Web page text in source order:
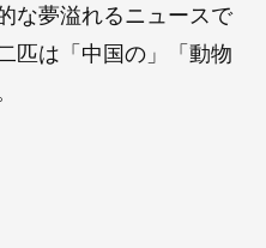
な夢溢れるニュースで
匹は「中国の」「動物